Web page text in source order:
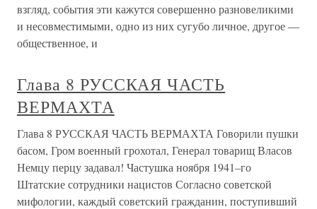
взгляд, события эти кажутся совершенно разновеликими
и несовместимыми, одно из них сугубо личное, другое —
общественное, и
Глава 8 РУССКАЯ ЧАСТЬ
ВЕРМАХТА
Глава 8 РУССКАЯ ЧАСТЬ ВЕРМАХТА Говорили пушки
басом, Гром военный грохотал, Генерал товарищ Власов
Немцу перцу задавал! Частушка ноября 1941–го
Штатские сотрудники нацистов Согласно советской
мифологии, каждый советский гражданин, поступивший